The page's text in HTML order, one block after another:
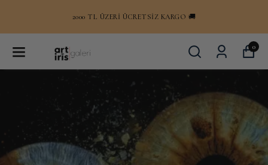
2000 TL ÜZERI ÜCRETSİZ KARGO 🚚
0